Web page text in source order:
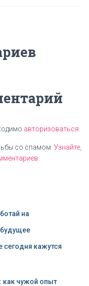
авторизоваться
со спамом. Узнайте,
на
сегодня кажутся
как чужой опыт